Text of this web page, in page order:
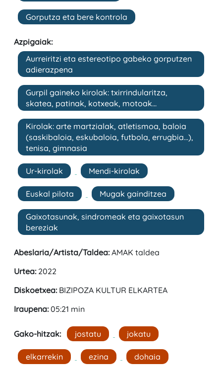
Gorputza eta bere kontrola
Azpigaiak:
Aurreiritzi eta estereotipo gabeko gorputzen
adierazpena
Gurpil gaineko kirolak: txirrindularitza,
skatea, patinak, kotxeak, motoak...
Kirolak: arte martzialak, atletismoa, baloia
(saskibaloia, eskubaloia, futbola, errugbia…),
tenisa, gimnasia
Ur-kirolak Mendi-kirolak
Euskal pilota Mugak gainditzea
Gaixotasunak, sindromeak eta gaixotasun
bereziak
Abeslaria/Artista/Taldea:AMAK taldea
Urtea:2022
Diskoetxea:BIZIPOZA KULTUR ELKARTEA
Iraupena:05:21 min
Gako-hitzak: jostatu jokatu
elkarrekin ezina dohaia